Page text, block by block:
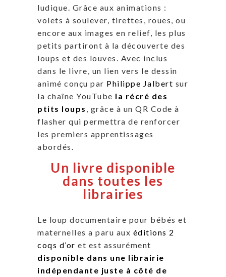
ludique. Grâce aux animations :
volets à soulever, tirettes, roues, ou
encore aux images en relief, les plus
petits partiront à la découverte des
loups et des louves. Avec inclus
dans le livre, un lien vers le dessin
animé conçu par Philippe Jalbert sur
la chaîne YouTube la récré des
ptits loups
, grâce à un QR Code à
flasher qui permettra de renforcer
les premiers apprentissages
abordés.
Un livre disponible
dans toutes les
librairies
Le loup documentaire pour bébés et
maternelles a paru aux éditions 2
coqs d’or et est assurément
disponible dans une librairie
indépendante juste à côté de